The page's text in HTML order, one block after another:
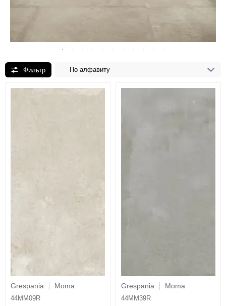
По алфавиту
Grespania Moma
44MM09R
Grespania Moma
44MM39R